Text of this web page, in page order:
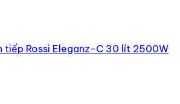
tiếp Rossi Eleganz-C 30 lít 2500W